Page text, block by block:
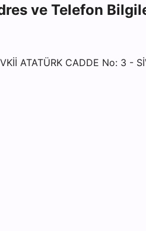
ve Telefon
ATATÜRK CADDE No: 3 -